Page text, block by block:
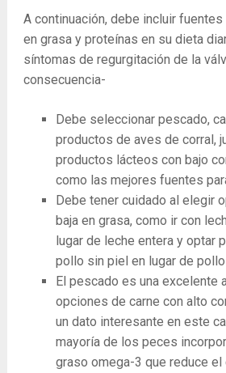
A continuación, debe incluir
en grasa y proteínas en su dieta
síntomas de regurgitación de la
consecuencia-
Debe seleccionar pescado,
productos de aves de corral,
productos lácteos con bajo
como las mejores fuentes
Debe tener cuidado al elegir
baja en grasa, como ir con
lugar de leche entera y optar
pollo sin piel en lugar de
El pescado es una excelente
opciones de carne con alto
un dato interesante en este
mayoría de los peces
graso omega-3 que reduce